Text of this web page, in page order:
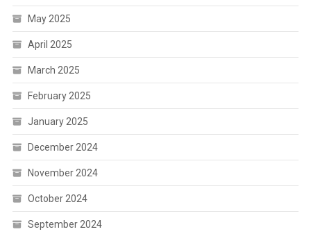
May 2025
April 2025
March 2025
February 2025
January 2025
December 2024
November 2024
October 2024
September 2024